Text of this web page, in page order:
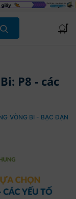
P8 - các
VÒNG BI - BẠC ĐẠN